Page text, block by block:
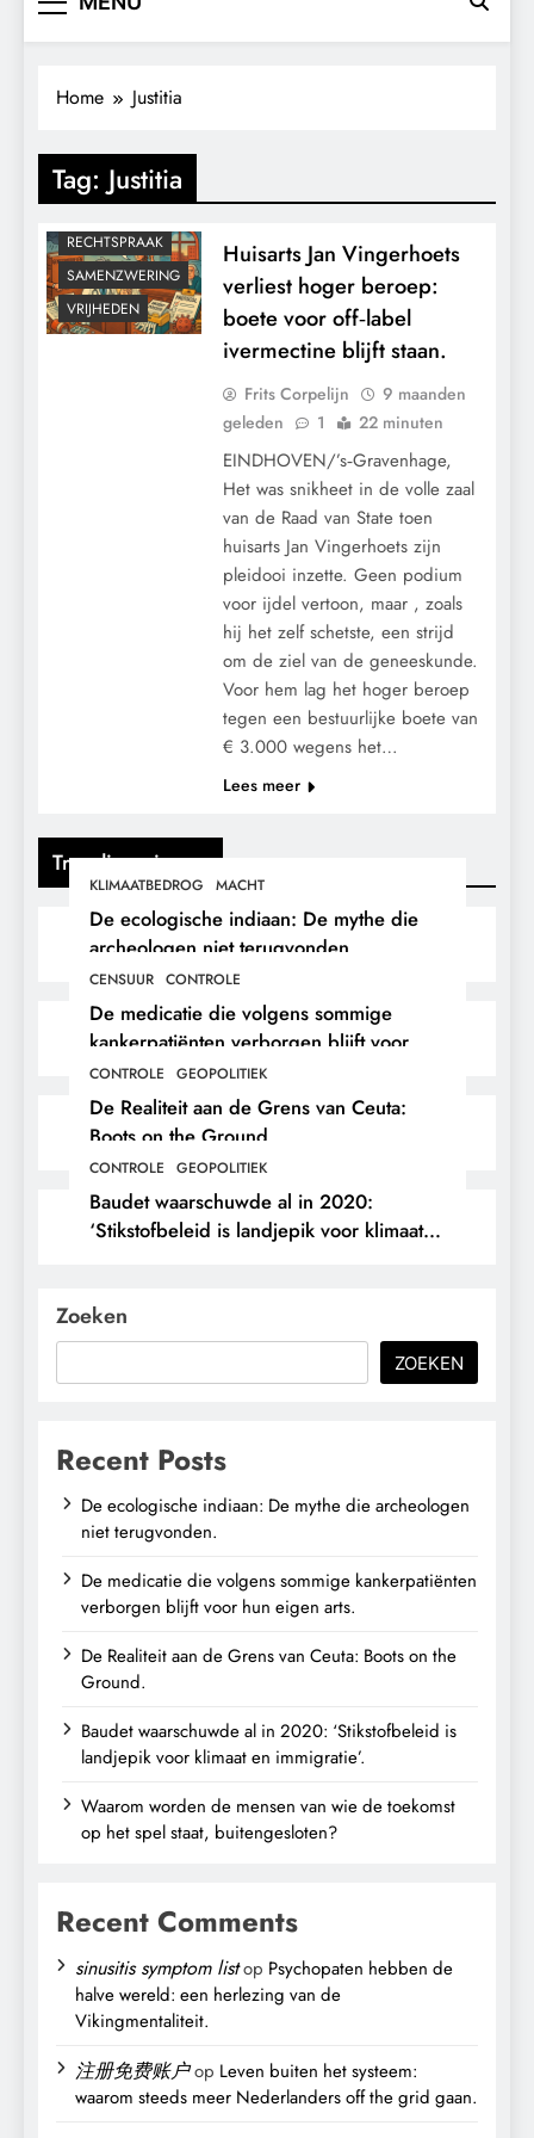
Trending nieuws
KLIMAATBEDROG MACHT
De ecologische indiaan: De mythe die
archeologen niet terugvonden.
CENSUUR CONTROLE
De medicatie die volgens sommige
kankerpatiënten verborgen blijft voor
hun eigen arts.
CONTROLE GEOPOLITIEK
De Realiteit aan de Grens van Ceuta:
Boots on the Ground.
CONTROLE GEOPOLITIEK
Baudet waarschuwde al in 2020:
‘Stikstofbeleid is landjepik voor klimaat
Home Justitia
Tag: Justitia
CONTROLE
GRONDRECHTEN
MACHT
PANDEMIE
POLITIEK
RECHTSPRAAK
SAMENZWERING
VRIJHEDEN
Huisarts Jan Vingerhoets
verliest hoger beroep:
boete voor off‑label
ivermectine blijft staan.
Frits Corpelijn
9 maanden
geleden
1 22 minuten
EINDHOVEN/’s‑Gravenhage,
Het was snikheet in de volle zaal
van de Raad van State toen
huisarts Jan Vingerhoets zijn
pleidooi inzette. Geen podium
voor ijdel vertoon, maar , zoals
hij het zelf schetste, een strijd
om de ziel van de geneeskunde.
Voor hem lag het hoger beroep
tegen een bestuurlijke boete van
€ 3.000 wegens het…
Lees meer
Zoeken
ZOEKEN
Recent Posts
De ecologische indiaan: De mythe die archeologen
niet terugvonden.
De medicatie die volgens sommige kankerpatiënten
verborgen blijft voor hun eigen arts.
De Realiteit aan de Grens van Ceuta: Boots on the
Ground.
Baudet waarschuwde al in 2020: ‘Stikstofbeleid is
landjepik voor klimaat en immigratie’.
Waarom worden de mensen van wie de toekomst
op het spel staat, buitengesloten?
Recent Comments
sinusitis symptom listop Psychopaten hebben de
halve wereld: een herlezing van de
Vikingmentaliteit.
注册免费账户op Leven buiten het systeem:
waarom steeds meer Nederlanders off the grid gaan.